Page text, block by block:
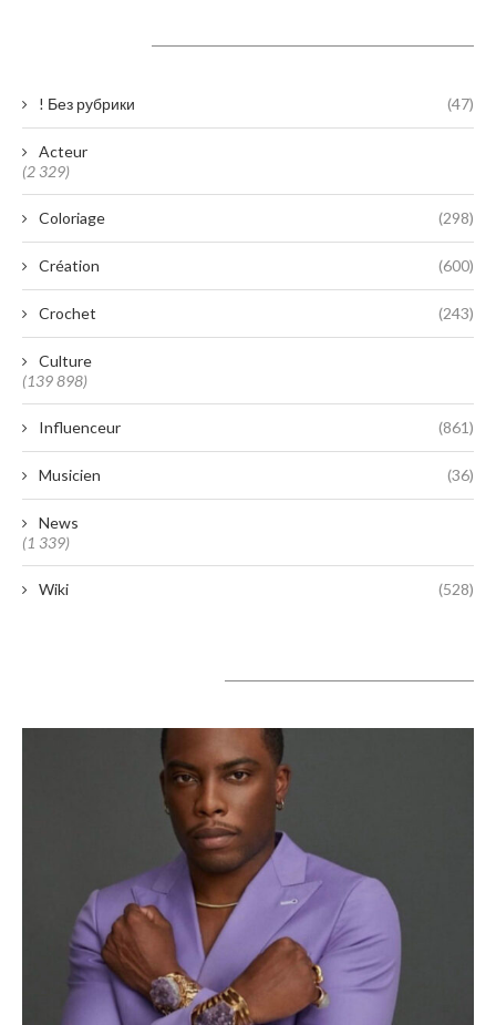
! Без рубрики (47)
Acteur
(2 329)
Coloriage (298)
Création (600)
Crochet (243)
Culture
(139 898)
Influenceur (861)
Musicien (36)
News
(1 339)
Wiki (528)